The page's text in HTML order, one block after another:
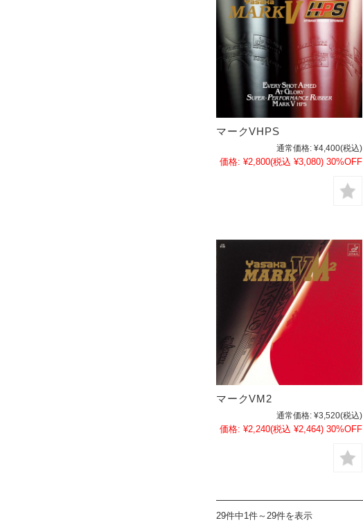
マークVHPS
通常価格: ¥4,400(税込)
価格: ¥2,800(税込 ¥3,080) 30%OFF
マークVM2
通常価格: ¥3,520(税込)
価格: ¥2,240(税込 ¥2,464) 30%OFF
29件中1件～29件を表示